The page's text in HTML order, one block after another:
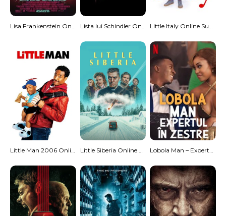
Lisa Frankenstein Online Subtitrat Lista lui Schindler Online Subtitrat Little Italy Online Subtitrat
Little Man 2006 Online Subtitrat – Ala Micu’ Little Siberia Online Subtitrat Lobola Man – Expertul In Zestre 2024 Online Subtitrat